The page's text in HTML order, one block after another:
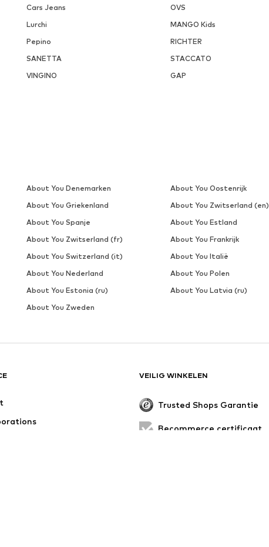
Cars Jeans
OVS
Lurchi
MANGO Kids
Pepino
RICHTER
SANETTA
STACCATO
VINGINO GAP
VEILIG WINKELEN
Trusted Shops Garantie
Becommerce certificaat
About You Denemarken
About You Oostenrijk
About You Griekenland
About You Zwitserland (en)
About You Spanje
About You Estland
About You Zwitserland (fr)
About You Frankrijk
About You Switzerland (it)
About You Italië
About You Nederland
About You Polen
About You Estonia (ru)
About You Latvia (ru)
About You Zweden